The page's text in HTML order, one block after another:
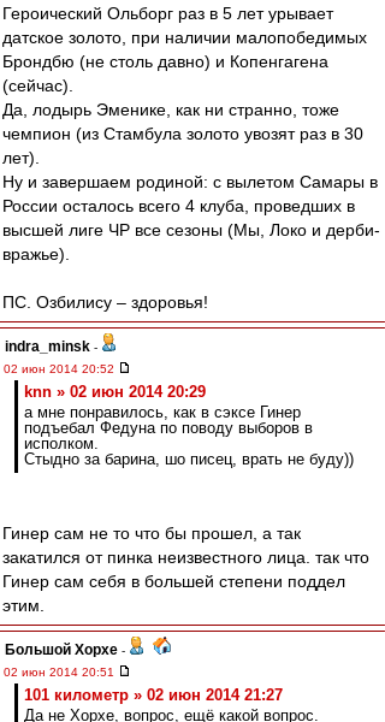
Героический Ольборг раз в 5 лет урывает
датское золото, при наличии малопобедимых
Брондбю (не столь давно) и Копенгагена
(сейчас).
Да, лодырь Эменике, как ни странно, тоже
чемпион (из Стамбула золото увозят раз в 30
лет).
Ну и завершаем родиной: с вылетом Самары в
России осталось всего 4 клуба, проведших в
высшей лиге ЧР все сезоны (Мы, Локо и дерби-
вражье).
ПС. Озбилису – здоровья!
indra_minsk -
02 июн 2014 20:52
knn » 02 июн 2014 20:29
а мне понравилось, как в сэксе Гинер
подъебал Федуна по поводу выборов в
исполком.
Стыдно за барина, шо писец, врать не буду))
Гинер сам не то что бы прошел, а так
закатился от пинка неизвестного лица. так что
Гинер сам себя в большей степени поддел
этим.
Большой Хорхе -
02 июн 2014 20:51
101 километр » 02 июн 2014 21:27
Да не Хорхе, вопрос, ещё какой вопрос.